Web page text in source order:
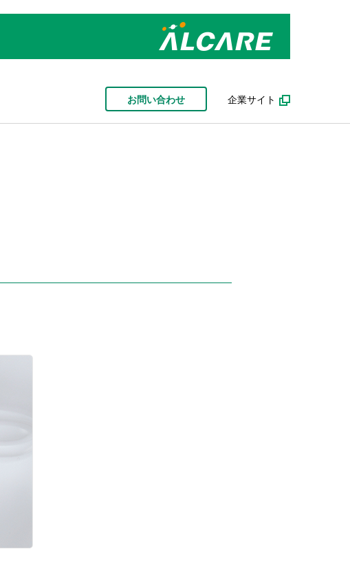
お問い合わせ 企業サイト